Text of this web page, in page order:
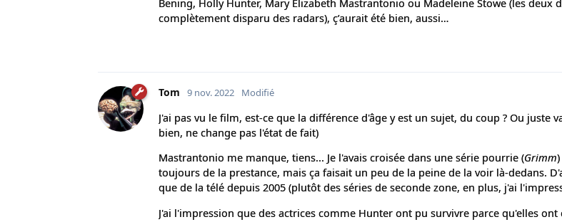
Bening, Holly Hunter, Mary Elizabeth Mastrantonio ou Madeleine Stowe (les deux
complètement disparu des radars), ç’aurait été bien, aussi…
Tom 9 nov. 2022 Modifié
J'ai pas vu le film, est-ce que la différence d'âge y est un sujet, du coup ? Ou juste
bien, ne change pas l'état de fait)
Mastrantonio me manque, tiens... Je l'avais croisée dans une série pourrie (Grimm
toujours de la prestance, mais ça faisait un peu de la peine de la voir là-dedans.
que de la télé depuis 2005 (plutôt des séries de seconde zone, en plus, j'ai
J'ai l'impression que des actrices comme Hunter ont pu survivre parce qu'elles ont